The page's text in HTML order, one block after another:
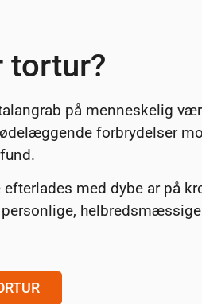
tortur?
på menneskelig
forbrydelser
efterlades med dybe ar på